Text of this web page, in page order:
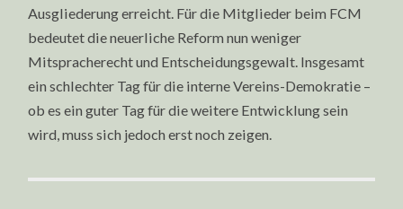
Ausgliederung erreicht. Für die Mitglieder beim FCM
bedeutet die neuerliche Reform nun weniger
Mitspracherecht und Entscheidungsgewalt. Insgesamt
ein schlechter Tag für die interne Vereins-Demokratie –
ob es ein guter Tag für die weitere Entwicklung sein
wird, muss sich jedoch erst noch zeigen.